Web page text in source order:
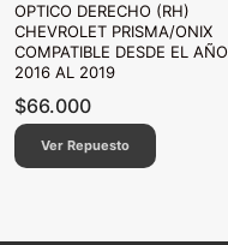
OPTICO DERECHO (RH)
CHEVROLET PRISMA/ONIX
COMPATIBLE DESDE EL AÑO
2016 AL 2019
$66.000
Ver Repuesto